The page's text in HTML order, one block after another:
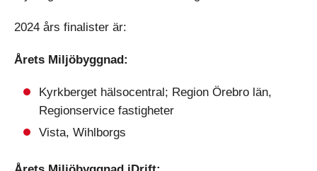
2024 års finalister är:
Årets Miljöbyggnad:
Kyrkberget hälsocentral; Region Örebro län,
Regionservice fastigheter
Vista, Wihlborgs